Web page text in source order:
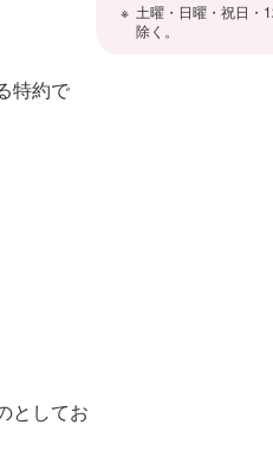
特約で
としてお
土曜・日曜・祝日・
除く。